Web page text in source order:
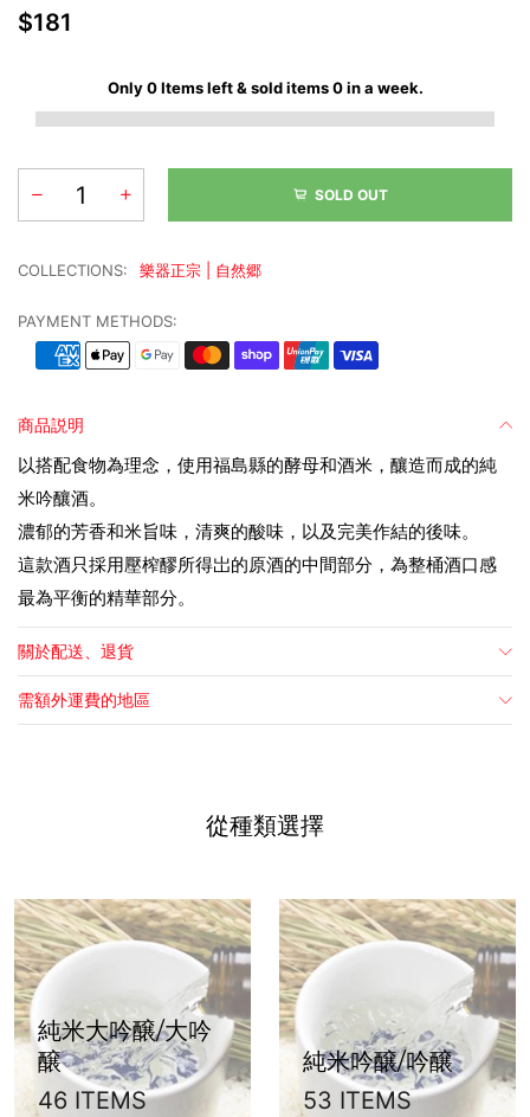
$181
Only0Items left & sold items0in a week.
SOLD OUT
COLLECTIONS: 樂器正宗 | 自然郷
PAYMENT METHODS:
商品説明
以搭配食物為理念，使用福島縣的酵母和酒米，釀造而成的純
米吟釀酒。
濃郁的芳香和米旨味，清爽的酸味，以及完美作結的後味。
這款酒只採用壓榨醪所得岀的原酒的中間部分，為整桶酒口感
最為平衡的精華部分。
關於配送、退貨
需額外運費的地區
從種類選擇
純米大吟醸/大吟
醸
46 ITEMS
純米吟醸/吟醸
53 ITEMS